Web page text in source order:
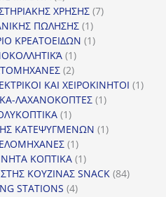
προϊόντα
ΧΡΗΣΗΣ 77
ΠΩΛΗΣΗΣ 11
προϊόν
ΚΡΕΑΤΟΕΙΔΩΝ 11
11
προϊόν
22
προϊόντα
ΚΑΙ ΧΕΙΡΟΚΙΝΗΤΟΙ 11
ΛΑΧΑΝΟΚΟΠΤΕΣ 11
11
προϊόν
ΚΑΤΕΨΥΓΜΕΝΩΝ 11
11
προϊόν
ΚΟΠΤΙΚΑ 11
προϊόν
ΚΟΥΖΙΝΑΣ SNACK 8484
STATIONS 44